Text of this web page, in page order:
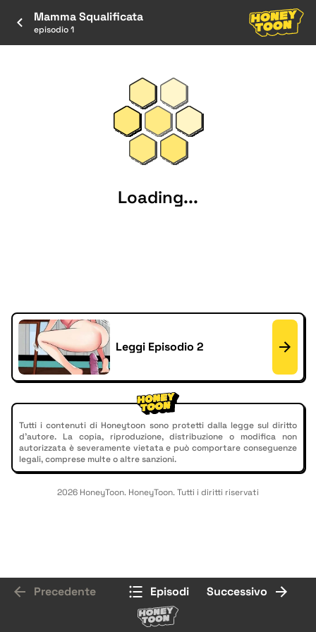
Mamma Squalificata
episodio 1
Loading...
Leggi Episodio 2
Tutti i contenuti di Honeytoon sono protetti dalla legge sul diritto
d'autore. La copia, riproduzione, distribuzione o modifica non
autorizzata è severamente vietata e può comportare conseguenze
legali, comprese multe o altre sanzioni.
2026 HoneyToon. HoneyToon. Tutti i diritti riservati
Precedente Episodi Successivo